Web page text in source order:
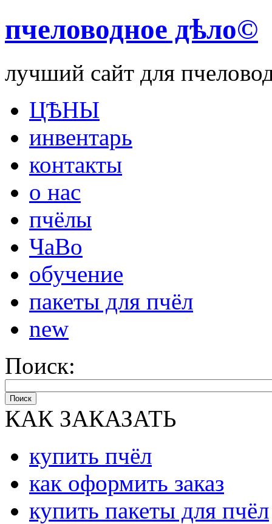
пчеловодное дѣло©
лучший сайт для
ЦѢНЫ
инвентарь
контакты
о нас
пчёлы
ЧаВо
обучение
пакеты для пчёл
new
Поиск:
Поиск
КАК ЗАКАЗАТЬ
купить пчёл
как оформить заказ
купить пакеты для пчёл